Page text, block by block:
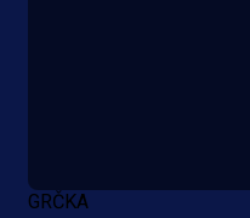
GRČKA